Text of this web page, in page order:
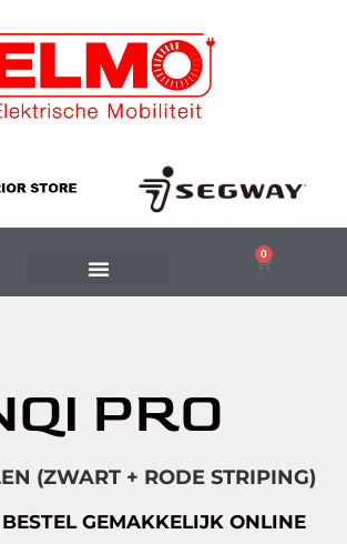
0
PRO
(ZWART + RODE STRIPING)
GEMAKKELIJK ONLINE